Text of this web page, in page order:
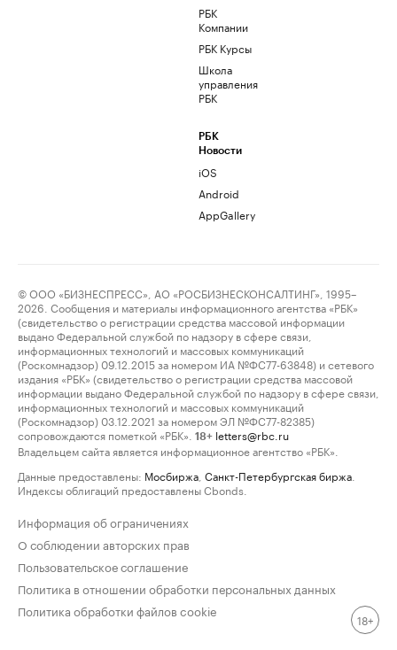
РБК
Компании
РБК Курсы
Школа
управления
РБК
РБК
Новости
iOS
Android
AppGallery
© ООО «БИЗНЕСПРЕСС», АО «РОСБИЗНЕСКОНСАЛТИНГ», 1995–
2026. Сообщения и материалы информационного агентства «РБК»
(свидетельство о регистрации средства массовой информации
выдано Федеральной службой по надзору в сфере связи,
информационных технологий и массовых коммуникаций
(Роскомнадзор) 09.12.2015 за номером ИА №ФС77-63848) и сетевого
издания «РБК» (свидетельство о регистрации средства массовой
информации выдано Федеральной службой по надзору в сфере связи,
информационных технологий и массовых коммуникаций
(Роскомнадзор) 03.12.2021 за номером ЭЛ №ФС77-82385)
сопровождаются пометкой «РБК».
18+ letters@rbc.ru
Владельцем сайта является информационное агентство «РБК».
Данные предоставлены: Мосбиржа Санкт-Петербургская биржа
Индексы облигаций предоставлены Cbonds.
Информация об ограничениях
О соблюдении авторских прав
Пользовательское соглашение
Политика в отношении обработки персональных данных
Политика обработки файлов cookie
18+